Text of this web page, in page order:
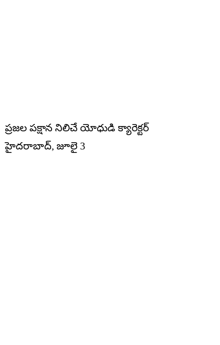
ప్రజల పక్షాన నిలిచే యోధుడి క్యారెక్టర్
హైదరాబాద్, జూలై 3